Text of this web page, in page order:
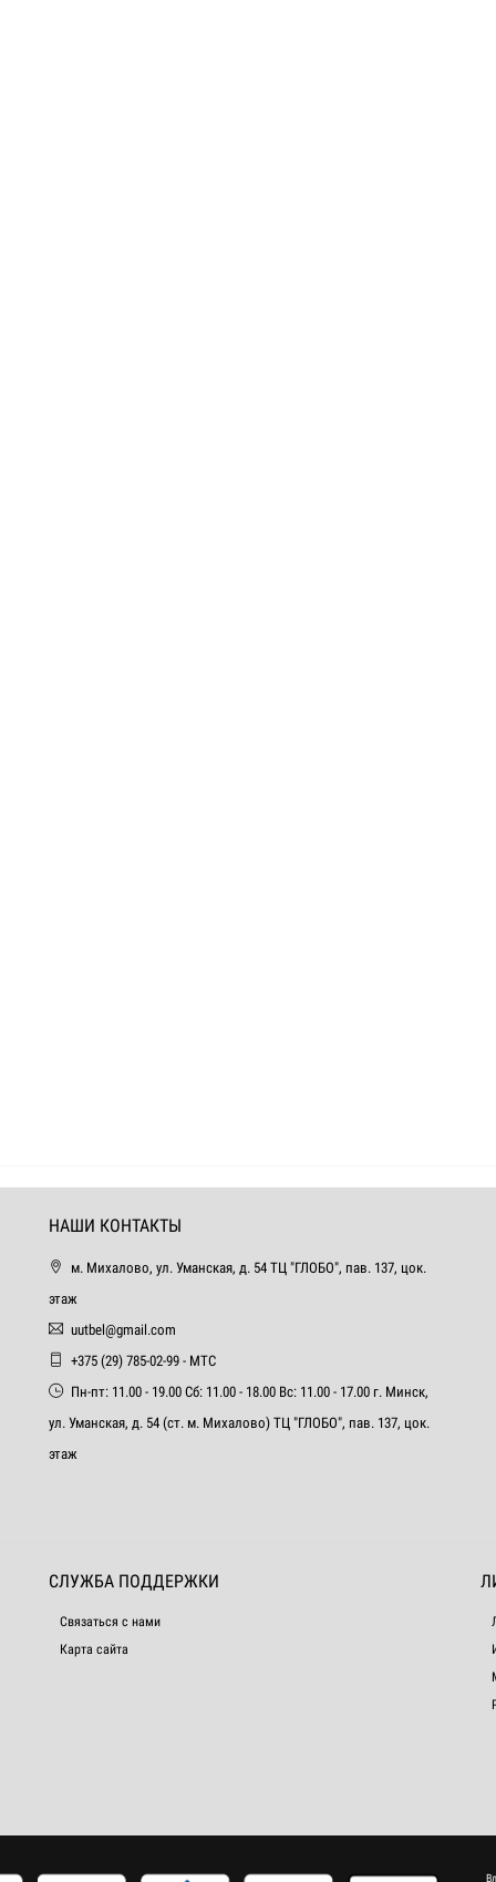
НАШИ КОНТАКТЫ
м. Михалово, ул. Уманская, д. 54 ТЦ "ГЛОБО", пав. 137, цок.
этаж
uutbel@gmail.com
+375 (29) 785-02-99 - МТС
Пн-пт: 11.00 - 19.00 Сб: 11.00 - 18.00 Вс: 11.00 - 17.00 г. Минск,
ул. Уманская, д. 54 (ст. м. Михалово) ТЦ "ГЛОБО", пав. 137, цок.
этаж
СЛУЖБА ПОДДЕРЖКИ
Связаться с нами
Карта сайта